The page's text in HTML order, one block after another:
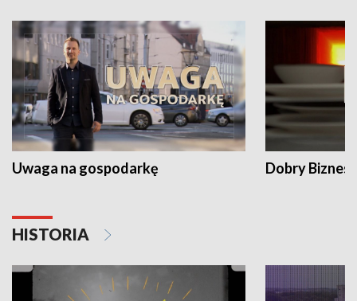
Uwaga na gospodarkę Dobry Biznes
HISTORIA